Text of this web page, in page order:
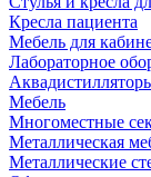
Кресла пациента
Мебель для
Лабораторное
Мебель
Многоместные
Металлическая
Металлические